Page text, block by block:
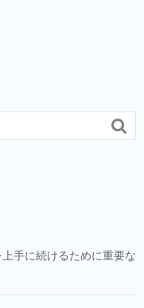

手に続けるために重要な